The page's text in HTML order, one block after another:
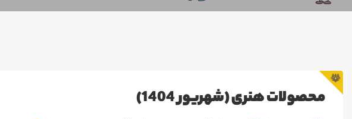
محصولات هنری (شهریور 1404)